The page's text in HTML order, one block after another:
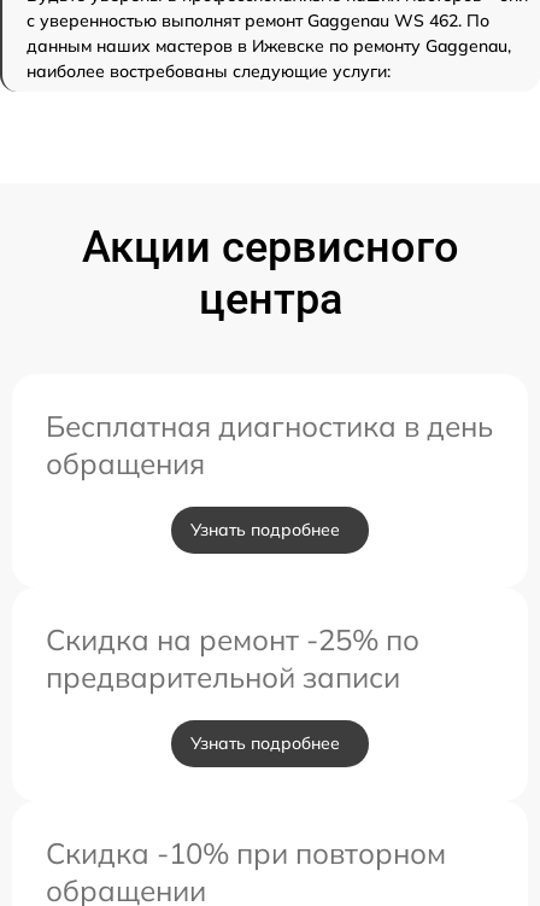
с уверенностью выполнят ремонт Gaggenau WS 462. По
данным наших мастеров в Ижевске по ремонту Gaggenau,
наиболее востребованы следующие услуги:
Акции сервисного
центра
Бесплатная диагностика в день
обращения
Узнать подробнее
Скидка на ремонт -25% по
предварительной записи
Узнать подробнее
Скидка -10% при повторном
обращении